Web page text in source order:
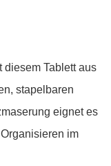
diesem Tablett aus
stapelbaren
eignet es
im